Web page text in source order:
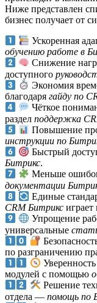
Ниже представлен
бизнес получает от
Ускоренная
обучению работе в
Снижение
доступного
Экономия
благодаря гайду по
Чёткое
раздел поддержка
Повышение
инструкции по
Быстрый
Битрикс.
Меньше
документации
Единые
CRM Битрикс
Упрощение
универсальные
по разграничению
модулей с помощью
Решение
отдела — помощь по